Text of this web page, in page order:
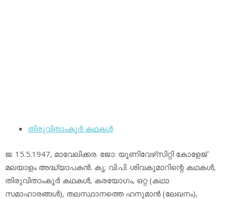
തിരുവിതാംകൂര്‍ കഥകള്‍
ജ: 15.5.1947, മാവേലിക്കര. ജോ: യൂണിവേഴ്‌സിറ്റി കോളേജ്
മലയാളം അദ്ധ്യാപകന്‍. കൃ: വി.പി. ശിവകുമാറിന്റെ കഥകള്‍,
തിരുവിതാംകൂര്‍ കഥകള്‍, കരയോഗം, ഒറ്റ (കഥാ
സമാഹാരങ്ങള്‍), തലസ്ഥാനത്തെ ഹനുമാന്‍ (ലേഖനം),